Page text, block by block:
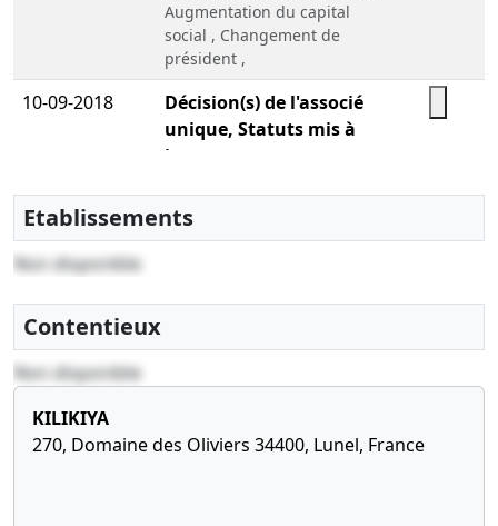
Augmentation du capital
social , Changement de
président ,
10-09-2018
Décision(s) de l'associé
unique, Statuts mis à
jour
03-02-2016
Acte sous seing privé,
fonds et liste des
verbal d'assemblée
Etablissements
Non disponible
Contentieux
Non disponible
KILIKIYA
270, Domaine des Oliviers 34400, Lunel, France